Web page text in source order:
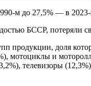
м до 27,5% — в
БССР, потеряли
продукции, доля
мотоциклы и
телевизоры